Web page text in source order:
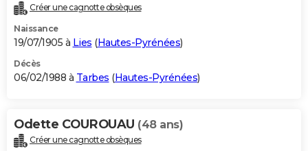
Créer une cagnotte obsèques
Naissance
19/07/1905 à Lies (Hautes-Pyrénées)
Décès
06/02/1988 à Tarbes (Hautes-Pyrénées)
Odette COUROUAU (48 ans)
Créer une cagnotte obsèques